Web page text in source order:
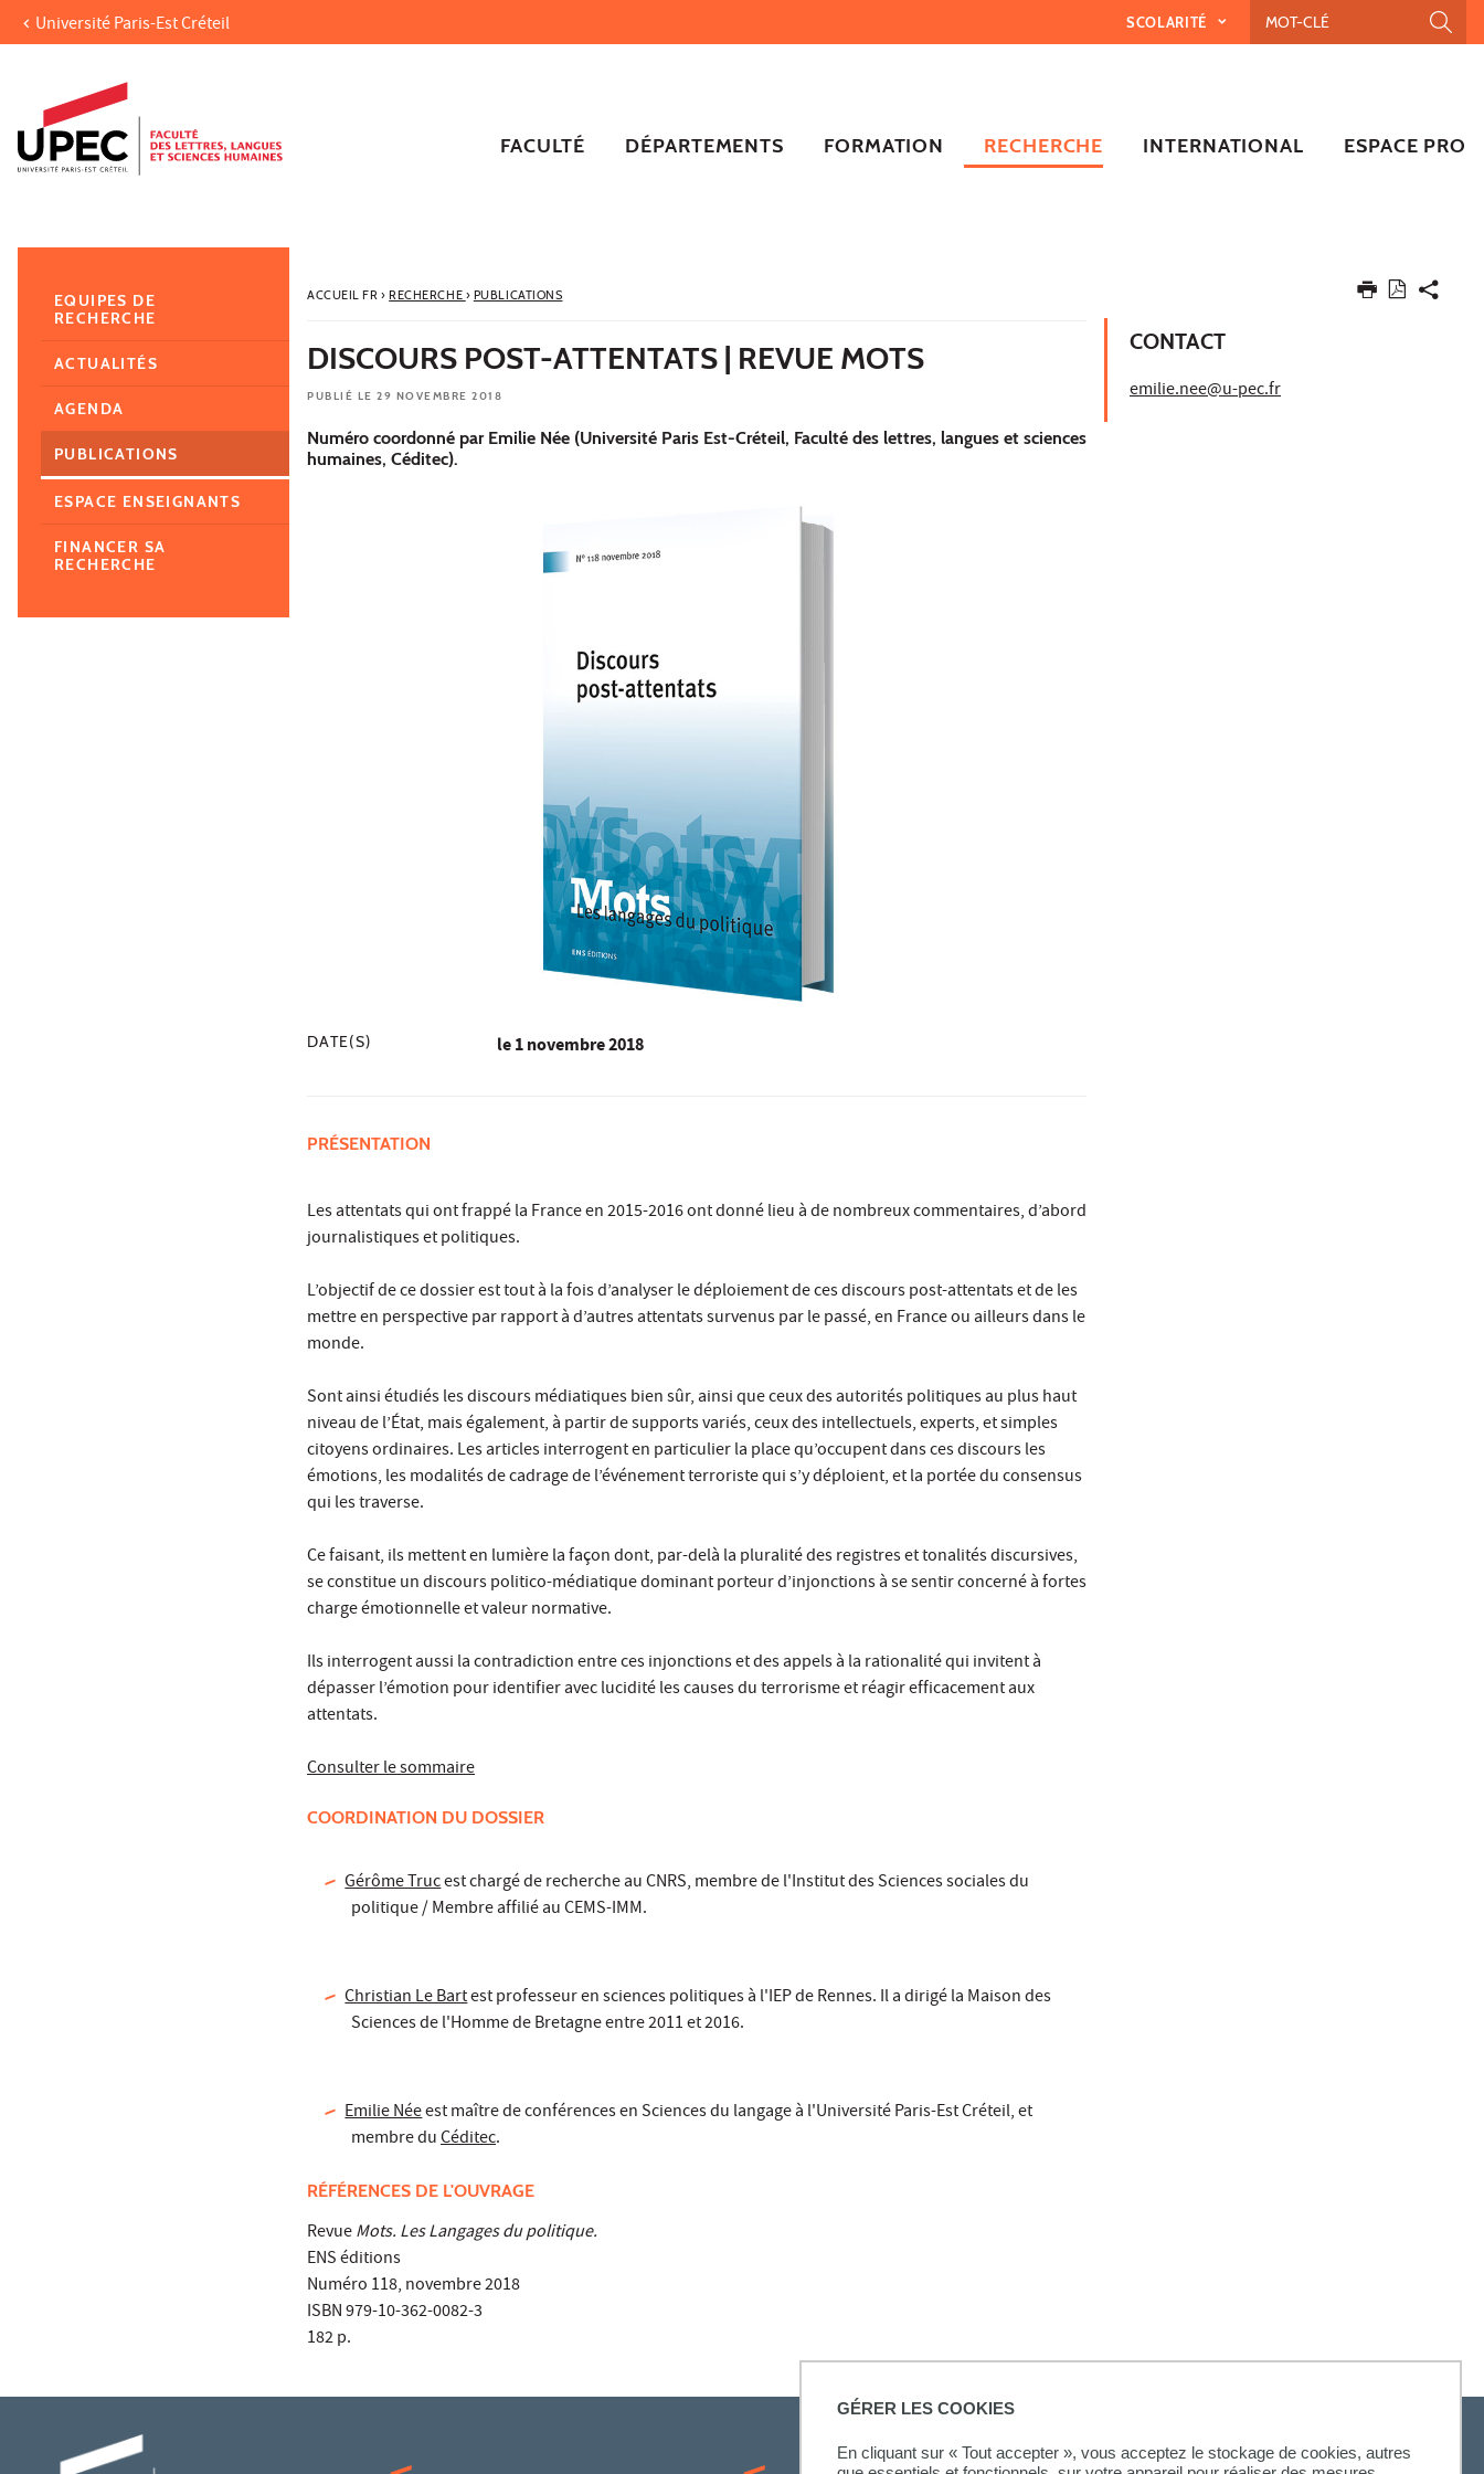
GÉRER LES COOKIES
En cliquant sur « Tout accepter », vous acceptez le stockage de cookies, autres
Aller au contenu
Accès directs
Recherche
Navigation secondaire
Université Paris-Est Créteil SCOLARITÉ
FACULTÉ DÉPARTEMENTS FORMATION RECHERCHE INTERNATIONAL ESPACE PRO
ACCUEIL FR› RECHERCHE › PUBLICATIONS
DISCOURS POST-ATTENTATS | REVUE MOTS
PUBLIÉ LE 29 NOVEMBRE 2018
Numéro coordonné par Emilie Née (Université Paris Est-Créteil, Faculté des lettres, langues et sciences
humaines, Céditec).
DATE(S) le1 novembre 2018
PRÉSENTATION
Les attentats qui ont frappé la France en 2015-2016 ont donné lieu à de nombreux commentaires, d’abord
journalistiques et politiques.
L’objectif de ce dossier est tout à la fois d’analyser le déploiement de ces discours post-attentats et de les
mettre en perspective par rapport à d’autres attentats survenus par le passé, en France ou ailleurs dans le
monde.
Sont ainsi étudiés les discours médiatiques bien sûr, ainsi que ceux des autorités politiques au plus haut
niveau de l’État, mais également, à partir de supports variés, ceux des intellectuels, experts, et simples
citoyens ordinaires. Les articles interrogent en particulier la place qu’occupent dans ces discours les
émotions, les modalités de cadrage de l’événement terroriste qui s’y déploient, et la portée du consensus
qui les traverse.
Ce faisant, ils mettent en lumière la façon dont, par-delà la pluralité des registres et tonalités discursives,
se constitue un discours politico-médiatique dominant porteur d’injonctions à se sentir concerné à fortes
charge émotionnelle et valeur normative.
Ils interrogent aussi la contradiction entre ces injonctions et des appels à la rationalité qui invitent à
dépasser l’émotion pour identifier avec lucidité les causes du terrorisme et réagir efficacement aux
attentats.
Consulter le sommaire
COORDINATION DU DOSSIER
Gérôme Trucest chargé de recherche au CNRS, membre de l'Institut des Sciences sociales du
politique / Membre affilié au CEMS-IMM.
Christian Le Bartest professeur en sciences politiques à l'IEP de Rennes. Il a dirigé la Maison des
Sciences de l'Homme de Bretagne entre 2011 et 2016.
Emilie Néeest maître de conférences en Sciences du langage à l'Université Paris-Est Créteil, et
membre duCéditec.
RÉFÉRENCES DE L'OUVRAGE
RevueMots. Les Langages du politique.
ENS éditions
Numéro 118, novembre 2018
ISBN 979-10-362-0082-3
182 p.
CONTACT
emilie.nee@u-pec.fr
EQUIPES DE
RECHERCHE
ACTUALITÉS
AGENDA
PUBLICATIONS
ESPACE ENSEIGNANTS
FINANCER SA
RECHERCHE